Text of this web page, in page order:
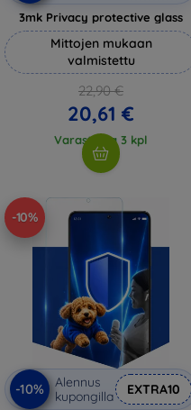
3mk Privacy protective glass
Mittojen mukaan
valmistettu
22,90 €
20,61 €
Varastossa 3 kpl
-10%
-10%
Alennus
kupongilla
EXTRA10